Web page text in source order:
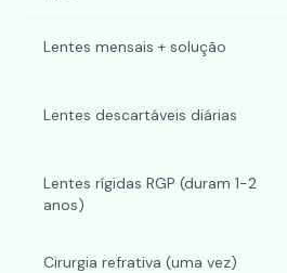
Lentes mensais + solução
Lentes descartáveis diárias
Lentes rígidas RGP (duram 1-2
anos)
Cirurgia refrativa (uma vez)